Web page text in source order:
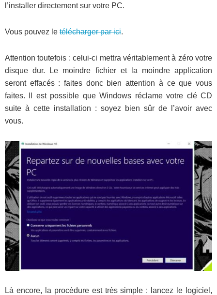
l’installer directement sur votre PC.
Vous pouvez le télécharger par ici.
Attention toutefois : celui-ci mettra véritablement à zéro votre
disque dur. Le moindre fichier et la moindre application
seront effacés : faites donc bien attention à ce que vous
faites. Il est possible que Windows réclame votre clé CD
suite à cette installation : soyez bien sûr de l’avoir avec
vous.
Là encore, la procédure est très simple : lancez le logiciel,